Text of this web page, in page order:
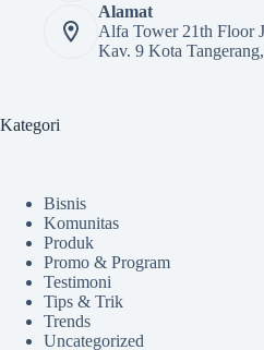
Alamat
Alfa Tower 21th Floor
Kav. 9 Kota
Kategori
Bisnis
Komunitas
Produk
Promo & Program
Testimoni
Tips & Trik
Trends
Uncategorized